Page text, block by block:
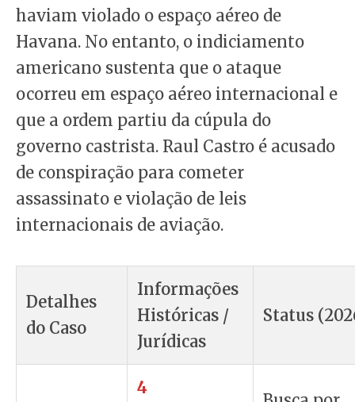
haviam violado o espaço aéreo de
Havana. No entanto, o indiciamento
americano sustenta que o ataque
ocorreu em espaço aéreo internacional e
que a ordem partiu da cúpula do
governo castrista. Raul Castro é acusado
de conspiração para cometer
assassinato e violação de leis
internacionais de aviação.
Detalhes
do Caso
Informações
Históricas /
Jurídicas
Status
4